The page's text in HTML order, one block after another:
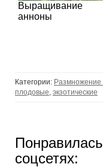
Выращивание
анноны
Категории: Размножение
плодовые, экзотические
соцсетях: